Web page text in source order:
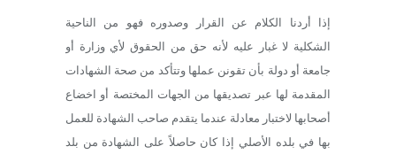
إذا أردنا الكلام عن القرار وصدوره فهو من الناحية
الشكلية لا غبار عليه لأنه حق من الحقوق لأي وزارة أو
جامعة أو دولة بأن تقونن عملها وتتأكد من صحة الشهادات
المقدمة لها عبر تصديقها من الجهات المختصة أو اخضاع
أصحابها لاختبار معادلة عندما يتقدم صاحب الشهادة للعمل
بها في بلده الأصلي إذا كان حاصلاً على الشهادة من بلد